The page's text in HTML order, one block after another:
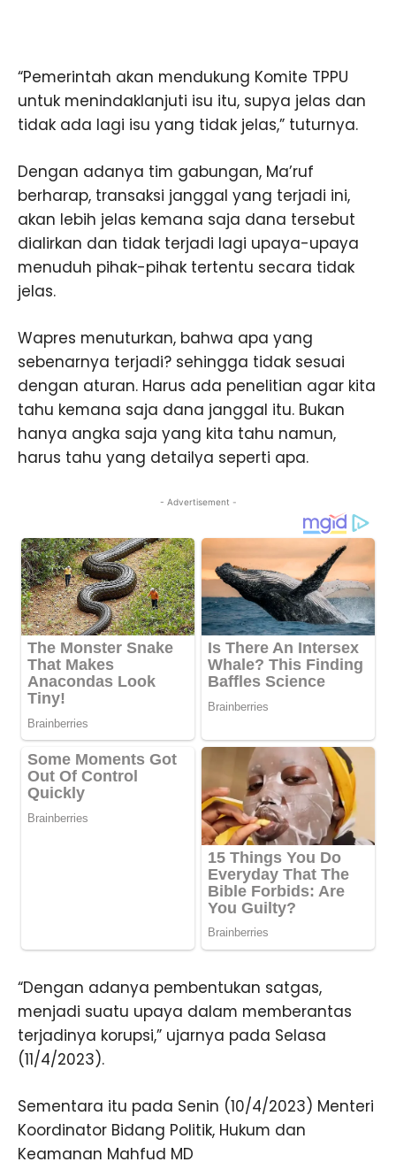
“Pemerintah akan mendukung Komite TPPU
untuk menindaklanjuti isu itu, supya jelas dan
tidak ada lagi isu yang tidak jelas,” tuturnya.
Dengan adanya tim gabungan, Ma’ruf
berharap, transaksi janggal yang terjadi ini,
akan lebih jelas kemana saja dana tersebut
dialirkan dan tidak terjadi lagi upaya-upaya
menuduh pihak-pihak tertentu secara tidak
jelas.
Wapres menuturkan, bahwa apa yang
sebenarnya terjadi? sehingga tidak sesuai
dengan aturan. Harus ada penelitian agar kita
tahu kemana saja dana janggal itu. Bukan
hanya angka saja yang kita tahu namun,
harus tahu yang detailya seperti apa.
- Advertisement -
“Dengan adanya pembentukan satgas,
menjadi suatu upaya dalam memberantas
terjadinya korupsi,” ujarnya pada Selasa
(11/4/2023).
Sementara itu pada Senin (10/4/2023) Menteri
Koordinator Bidang Politik, Hukum dan
Keamanan Mahfud MD